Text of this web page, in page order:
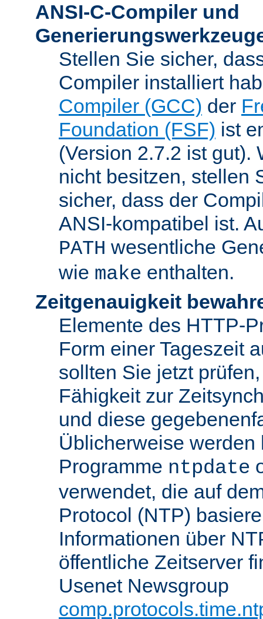
ANSI-C-Compiler und
Stellen Sie sicher,
Compiler installiert
Compiler (GCC) der
Foundation (FSF) ist
(Version 2.7.2 ist gut).
nicht besitzen, stellen
sicher, dass der
ANSI-kompatibel ist.
PATH wesentliche
wie make enthalten.
Zeitgenauigkeit
Elemente des HTTP-
Form einer Tageszeit
sollten Sie jetzt
Fähigkeit zur
und diese
Üblicherweise werden
Programme ntpdate
verwendet, die auf
Protocol (NTP)
Informationen über
öffentliche Zeitserver
Usenet Newsgroup